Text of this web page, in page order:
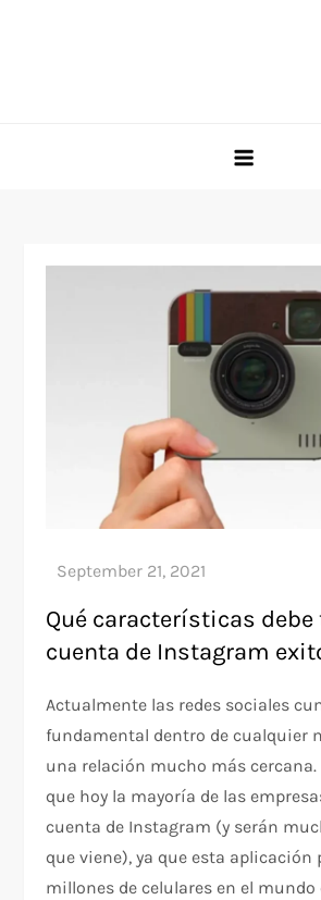
Qué características debe
cuenta de Instagram
Actualmente las redes sociales
fundamental dentro de cualquier
una relación mucho más cercana.
que hoy la mayoría de las
cuenta de Instagram (y serán
que viene), ya que esta aplicación
millones de celulares en el